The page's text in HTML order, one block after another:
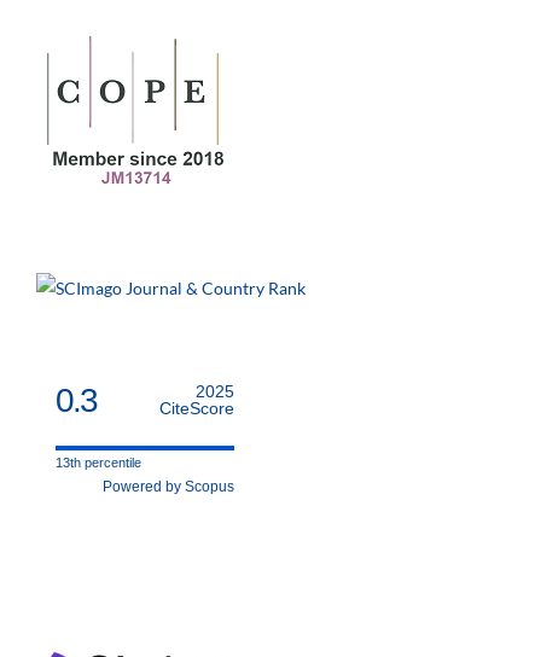
0.3
2025
CiteScore
13th percentile
Powered by Scopus